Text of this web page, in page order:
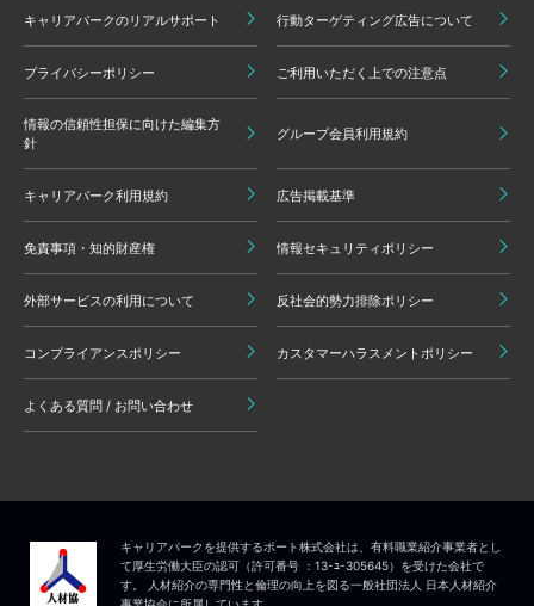
キャリアパークのリアルサポート 行動ターゲティング広告について
プライバシーポリシー ご利用いただく上での注意点
情報の信頼性担保に向けた編集方
針
グループ会員利用規約
キャリアパーク利用規約 広告掲載基準
免責事項・知的財産権 情報セキュリティポリシー
外部サービスの利用について 反社会的勢力排除ポリシー
コンプライアンスポリシー カスタマーハラスメントポリシー
よくある質問 / お問い合わせ